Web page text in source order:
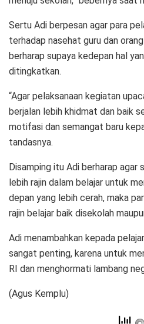
Sertu Adi berpesan agar para
terhadap nasehat guru dan
berharap supaya kedepan hal
ditingkatkan.
“Agar pelaksanaan kegiatan
berjalan lebih khidmat dan baik
motifasi dan semangat baru
tandasnya.
Disamping itu Adi berharap agar
lebih rajin dalam belajar untuk
depan yang lebih cerah, maka
rajin belajar baik disekolah
Adi menambahkan kepada
sangat penting, karena untuk
RI dan menghormati lambang
(Agus Kemplu)